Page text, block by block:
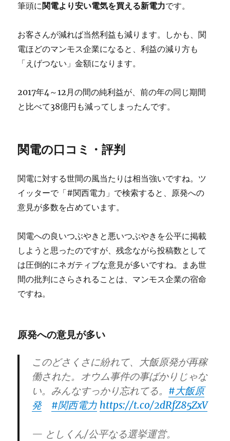
筆頭に関電より安い電気を買える新電力です。
お客さんが減れば当然利益も減ります。しかも、関
電ほどのマンモス企業になると、利益の減り方も
「えげつない」金額になります。
2017年4～12月の間の純利益が、前の年の同じ期間
と比べて38億円も減ってしまったんです。
関電の口コミ・評判
関電に対する世間の風当たりは相当強いですね。ツ
イッターで「#関西電力」で検索すると、原発への
意見が多数を占めています。
関電への良いつぶやきと悪いつぶやきを公平に掲載
しようと思ったのですが、残念ながら投稿数として
は圧倒的にネガティブな意見が多いですね。まあ世
間の批判にさらされることは、マンモス企業の宿命
ですね。
原発への意見が多い
このどさくさに紛れて、大飯原発が再稼
働された。オウム事件の事ばかりじゃな
い。みんなすっかり忘れてる。 #大飯原
発
#関西電力 https://t.co/2dRfZ85ZxV
— としくん/公平なる選挙運営。